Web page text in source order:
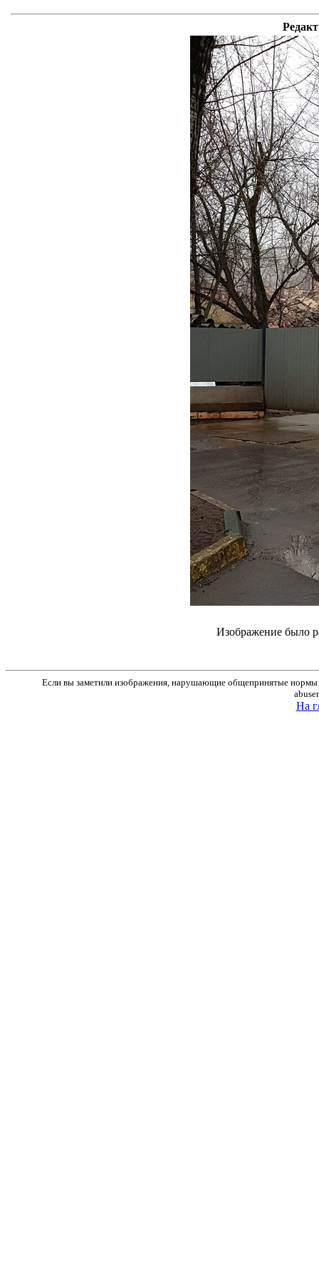
Изображение было
Если вы заметили изображения, нарушающие общепринятые нормы
На